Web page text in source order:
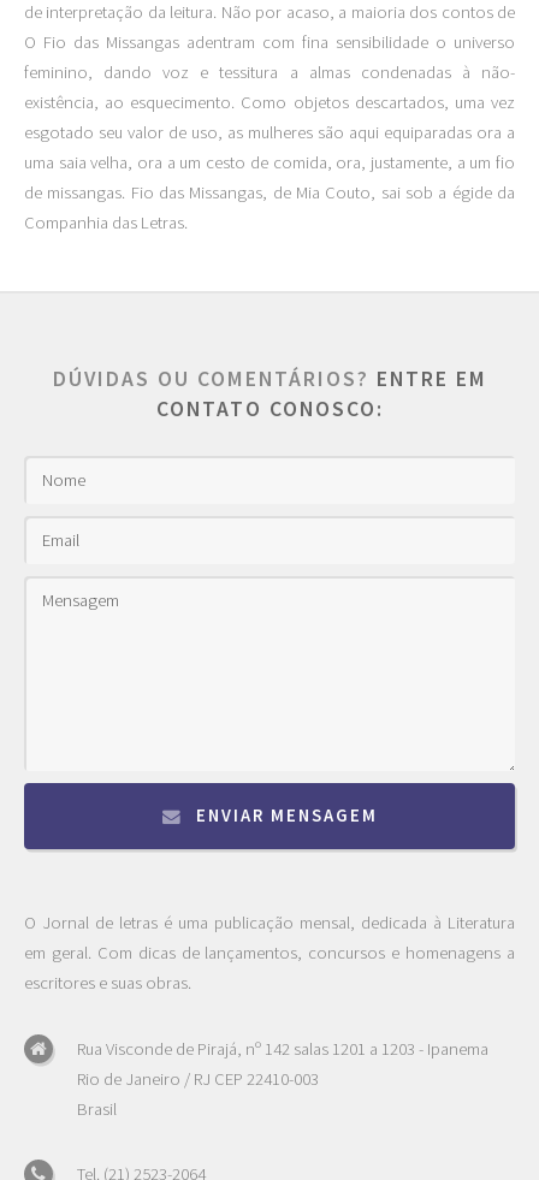
de interpretação da leitura. Não por acaso, a maioria dos contos de
O Fio das Missangas adentram com fina sensibilidade o universo
feminino, dando voz e tessitura a almas condenadas à não-
existência, ao esquecimento. Como objetos descartados, uma vez
esgotado seu valor de uso, as mulheres são aqui equiparadas ora a
uma saia velha, ora a um cesto de comida, ora, justamente, a um fio
de missangas. Fio das Missangas, de Mia Couto, sai sob a égide da
Companhia das Letras.
DÚVIDAS OU COMENTÁRIOS? ENTRE EM
CONTATO CONOSCO:
ENVIAR MENSAGEM
O Jornal de letras é uma publicação mensal, dedicada à Literatura
em geral. Com dicas de lançamentos, concursos e homenagens a
escritores e suas obras.
Rua Visconde de Pirajá, nº 142 salas 1201 a 1203 - Ipanema
Rio de Janeiro / RJ CEP 22410-003
Brasil
Tel. (21) 2523-2064